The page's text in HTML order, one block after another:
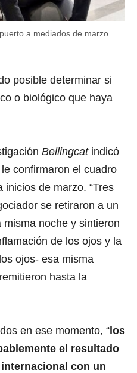
a mediados de marzo
posible determinar si
o biológico que haya
Bellingcat indicó
confirmaron el cuadro
de marzo. “Tres
se retiraron a un
noche y sintieron
de los ojos y la
ojos- esa misma
hasta la
en ese momento, “los
el resultado
con un